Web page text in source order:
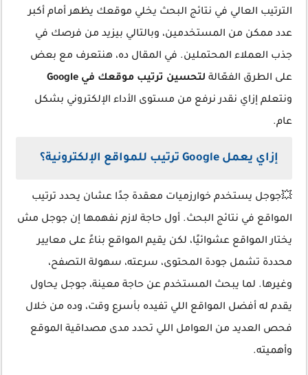
الترتيب العالي في نتائج البحث يخلي موقعك يظهر أمام أكبر
عدد ممكن من المستخدمين، وبالتالي بيزيد من فرصك في
جذب العملاء المحتملين. في المقال ده، هنتعرف مع بعض
على الطرق الفعّالة لتحسين ترتيب موقعك في Google
ونتعلم إزاي نقدر نرفع من مستوى الأداء الإلكتروني بشكل
عام.
إزاي يعمل Google ترتيب للمواقع الإلكترونية؟
💥جوجل يستخدم خوارزميات معقدة جدًا عشان يحدد ترتيب
المواقع في نتائج البحث. أول حاجة لازم نفهمها إن جوجل مش
يختار المواقع عشوائيًا، لكن يقيم المواقع بناءً على معايير
محددة تشمل جودة المحتوى، سرعته، سهولة التصفح،
وغيرها. لما يبحث المستخدم عن حاجة معينة، جوجل يحاول
يقدم له أفضل المواقع اللي تفيده بأسرع وقت، وده من خلال
فحص العديد من العوامل اللي تحدد مدى مصداقية الموقع
وأهميته.